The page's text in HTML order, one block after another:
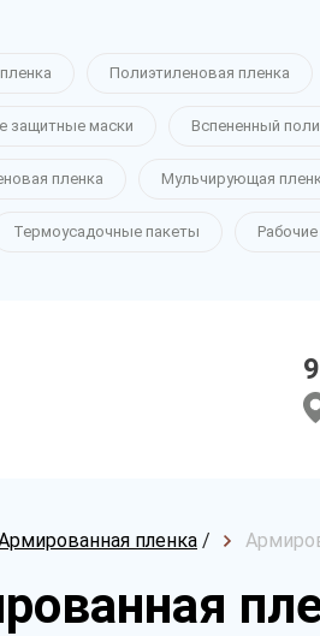
Полиэтиленовая пленка
защитные маски Вспененный
пленка Мульчирующая
Термоусадочные пакеты
пленка /